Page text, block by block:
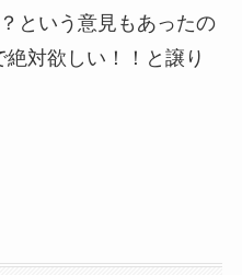
という意見もあったの
対欲しい！！と譲り